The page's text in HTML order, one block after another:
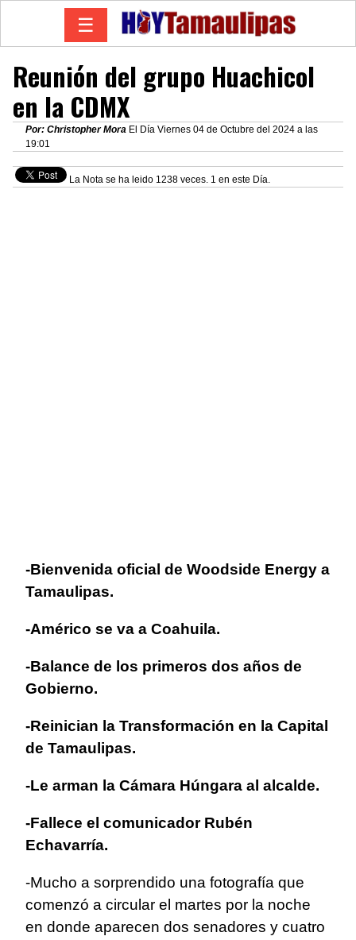
☰
Reunión del grupo Huachicol
en la CDMX
Por: Christopher Mora El Día Viernes 04 de Octubre del 2024 a las
19:01
La Nota se ha leido 1238 veces. 1 en este Día.
-Bienvenida oficial de Woodside Energy a
Tamaulipas.
-Américo se va a Coahuila.
-Balance de los primeros dos años de
Gobierno.
-Reinician la Transformación en la Capital
de Tamaulipas.
-Le arman la Cámara Húngara al alcalde.
-Fallece el comunicador Rubén
Echavarría.
-Mucho a sorprendido una fotografía que
comenzó a circular el martes por la noche
en donde aparecen dos senadores y cuatro